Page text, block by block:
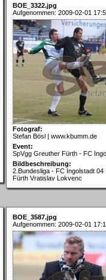
BOE_3322.jpg
Aufgenommen: 2009-02-01
Fotograf:
Stefan Bösl | www.kbumm.de
Event:
SpVgg Greuther Fürth - FC
Bildbeschreibung:
2.Bundesliga - FC Ingolstadt
Fürth Vratislav Lokvenc
BOE_3587.jpg
Aufgenommen: 2009-02-01